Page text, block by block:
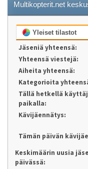
Multikopterit.net
Yleiset tilastot
Jäseniä yhteensä:
Yhteensä viestejä:
Aiheita yhteensä:
Kategorioita
Tällä hetkellä
paikalla:
Kävijäennätys:
Tämän päivän
Keskimäärin uusia
päivässä: